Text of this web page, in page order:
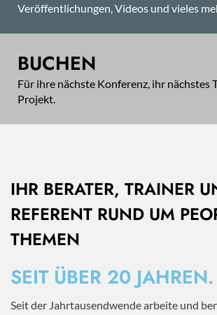
Veröffentlichungen, Videos und vieles
BUCHEN
Für ihre nächste Konferenz, ihr nächstes
Projekt.
IHR BERATER, TRAINER
REFERENT RUND UM
THEMEN
SEIT ÜBER 20 JAHREN.
Seit der Jahrtausendwende arbeite und